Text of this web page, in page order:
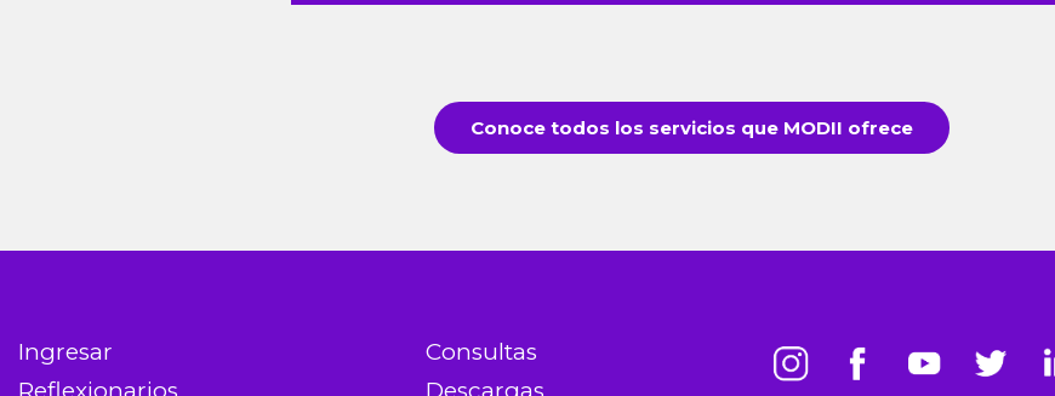
Conoce todos los servicios que MODII ofrece
Ingresar
Consultas